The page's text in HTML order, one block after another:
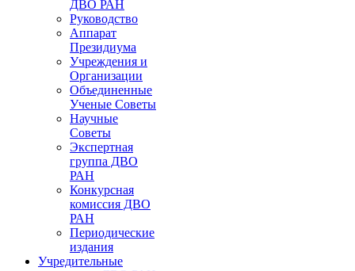
ДВО РАН
Руководство
Аппарат
Президиума
Учреждения и
Организации
Объединенные
Ученые Советы
Научные
Советы
Экспертная
группа ДВО
РАН
Конкурсная
комиссия ДВО
РАН
Периодические
издания
Учредительные